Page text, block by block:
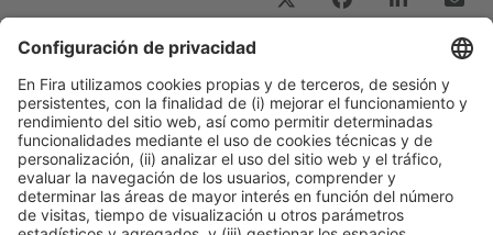
Publicación anterior
Proceso y packaging, cambio de paradigma
Siguiente
“La economía circular y la digitalización son dos
pilares claves en nuestra estrategia de innovación”